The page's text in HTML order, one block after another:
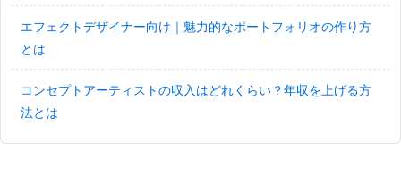
エフェクトデザイナー向け｜魅力的なポートフォリオの作り方
とは
コンセプトアーティストの収入はどれくらい？年収を上げる方
法とは